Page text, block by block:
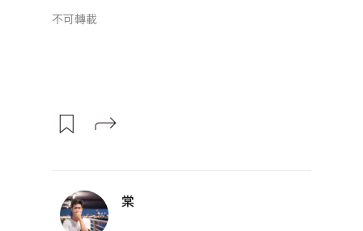
不可轉載
棠